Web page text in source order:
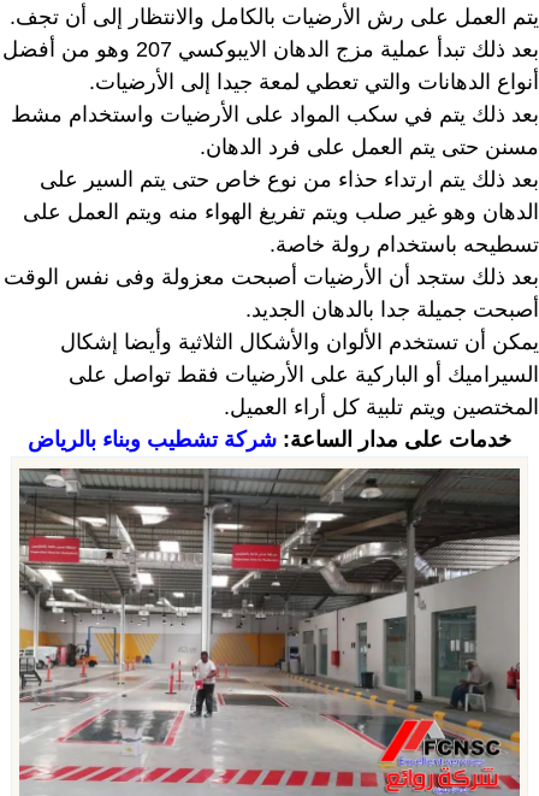
يتم العمل على رش الأرضيات بالكامل والانتظار إلى أن تجف.
بعد ذلك تبدأ عملية مزج الدهان الايبوكسي 207 وهو من أفضل
أنواع الدهانات والتي تعطي لمعة جيدا إلى الأرضيات.
بعد ذلك يتم في سكب المواد على الأرضيات واستخدام مشط
مسنن حتى يتم العمل على فرد الدهان.
بعد ذلك يتم ارتداء حذاء من نوع خاص حتى يتم السير على
الدهان وهو غير صلب ويتم تفريغ الهواء منه ويتم العمل على
تسطيحه باستخدام رولة خاصة.
بعد ذلك ستجد أن الأرضيات أصبحت معزولة وفى نفس الوقت
أصبحت جميلة جدا بالدهان الجديد.
يمكن أن تستخدم الألوان والأشكال الثلاثية وأيضا إشكال
السيراميك أو الباركية على الأرضيات فقط تواصل على
المختصين ويتم تلبية كل أراء العميل.
خدمات على مدار الساعة: شركة تشطيب وبناء بالرياض